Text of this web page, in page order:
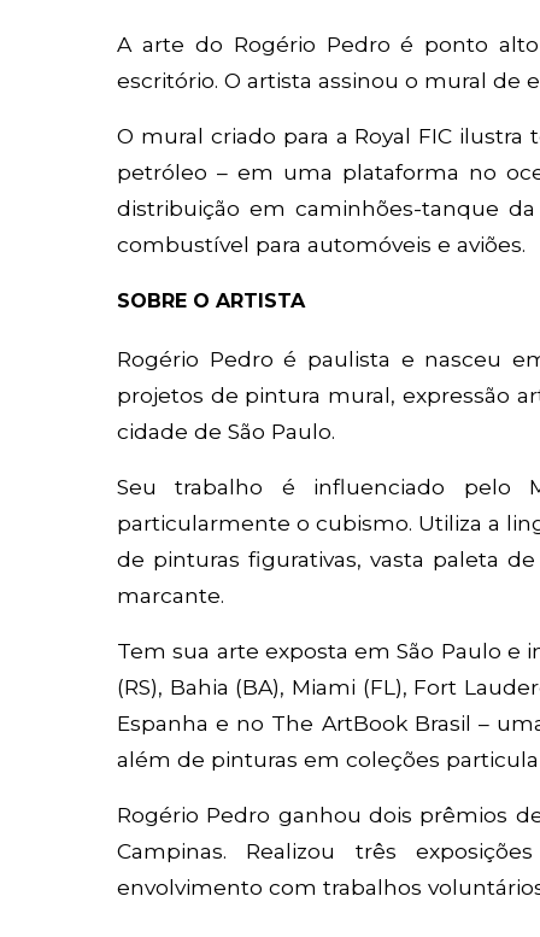
A arte do Rogério Pedro é ponto
escritório. O artista assinou o mural de
O mural criado para a Royal FIC
petróleo – em uma plataforma no
distribuição em caminhões-tanque
combustível para automóveis e aviões.
SOBRE O ARTISTA
Rogério Pedro é paulista e nasceu
projetos de pintura mural, expressão
cidade de São Paulo.
Seu trabalho é influenciado pelo
particularmente o cubismo. Utiliza a
de pinturas figurativas, vasta paleta
marcante.
Tem sua arte exposta em São Paulo e
(RS), Bahia (BA), Miami (FL), Fort
Espanha e no The ArtBook Brasil –
além de pinturas em coleções
Rogério Pedro ganhou dois prêmios
Campinas. Realizou três
envolvimento com trabalhos